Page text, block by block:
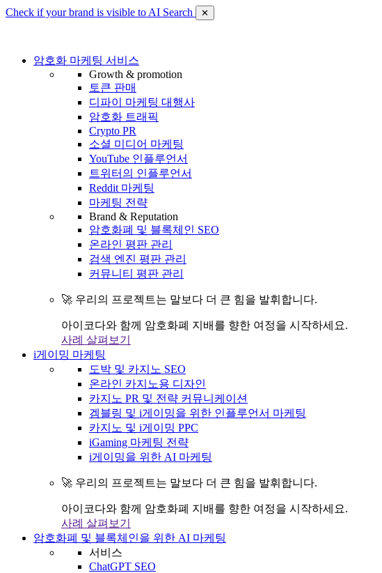
Check if your brand is visible to AI Search ✕
암호화 마케팅 서비스
Growth & promotion
토큰 판매
디파이 마케팅 대행사
암호화 트래픽
Crypto PR
소셜 미디어 마케팅
YouTube 인플루언서
트위터의 인플루언서
Reddit 마케팅
마케팅 전략
Brand & Reputation
암호화폐 및 블록체인 SEO
온라인 평판 관리
검색 엔진 평판 관리
커뮤니티 평판 관리
🚀 우리의 프로젝트는 말보다 더 큰 힘을 발휘합니다.
아이코다와 함께 암호화폐 지배를 향한 여정을 시작하세요.
사례 살펴보기
i게이밍 마케팅
도박 및 카지노 SEO
온라인 카지노용 디자인
카지노 PR 및 전략 커뮤니케이션
겜블링 및 i게이밍을 위한 인플루언서 마케팅
카지노 및 i게이밍 PPC
iGaming 마케팅 전략
i게이밍을 위한 AI 마케팅
🚀 우리의 프로젝트는 말보다 더 큰 힘을 발휘합니다.
아이코다와 함께 암호화폐 지배를 향한 여정을 시작하세요.
사례 살펴보기
암호화폐 및 블록체인을 위한 AI 마케팅
서비스
ChatGPT SEO